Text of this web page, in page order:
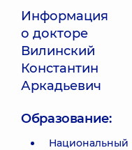
Информация
о докторе
Вилинский
Константин
Аркадьевич
Образование:
Национальный